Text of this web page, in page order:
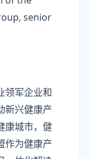
senior
领军企业和
新兴健康产
康城市，健
作为健康产